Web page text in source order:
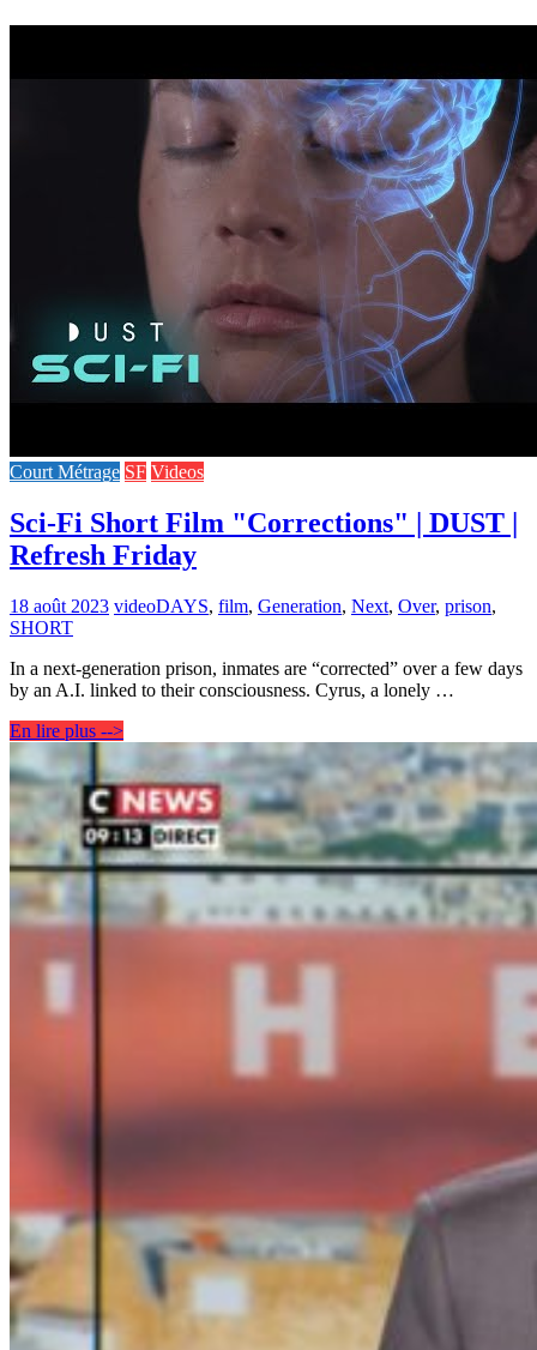
Court Métrage SF Videos
Sci-Fi Short Film "Corrections" | DUST |
Refresh Friday
18 août 2023 videoDAYS, film, Generation, Next, Over, prison,
SHORT
In a next-generation prison, inmates are “corrected” over a few days
by an A.I. linked to their consciousness. Cyrus, a lonely …
En lire plus -->